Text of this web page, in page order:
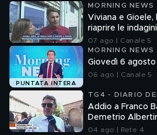
MORNING NEWS
Viviana e
riaprire le indagini
07 ago | Canale 5
PUNTATA INTERA
MORNING NEWS
Giovedì 6 agosto
06 ago | Canale 5
TG4 - DIARIO
Addio a Franco
Demetrio
Giovanni Galli
04 ago | Rete 4